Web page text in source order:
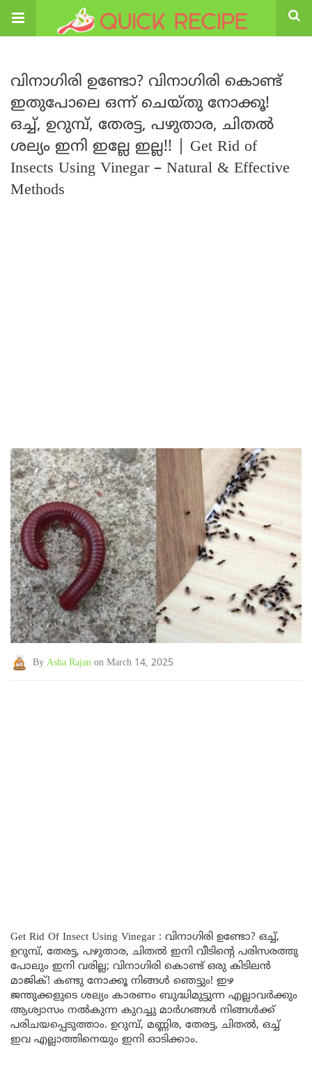
വിനാഗിരി ഉണ്ടോ? വിനാഗിരി കൊണ്ട്
ഇതുപോലെ ഒന്ന് ചെയ്തു നോക്കൂ!
ഒച്ച്, ഉറുമ്പ്, തേരട്ട, പഴുതാര, ചിതൽ
ശല്യം ഇനി ഇല്ലേ ഇല്ല!! | Get Rid of
Insects Using Vinegar – Natural & Effective
Methods
By Asha Rajan on March 14, 2025
Get Rid Of Insect Using Vinegar : വിനാഗിരി ഉണ്ടോ? ഒച്ച്,
ഉറുമ്പ്, തേരട്ട, പഴുതാര, ചിതൽ ഇനി വീടിന്റെ പരിസരത്തു
പോലും ഇനി വരില്ല; വിനാഗിരി കൊണ്ട് ഒരു കിടിലൻ
മാജിക്! കണ്ടു നോക്കൂ നിങ്ങൾ ഞെട്ടും! ഇഴ
ജന്തുക്കളുടെ ശല്യം കാരണം ബുദ്ധിമുട്ടുന്ന എല്ലാവർക്കും
ആശ്വാസം നൽകുന്ന കുറച്ചു മാർഗങ്ങൾ നിങ്ങൾക്ക്
പരിചയപ്പെടുത്താം. ഉറുമ്പ്, മണ്ണിര, തേരട്ട, ചിതൽ, ഒച്ച്
ഇവ എല്ലാത്തിനെയും ഇനി ഓടിക്കാം.